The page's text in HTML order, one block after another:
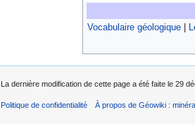
Vocabulaire géologique|
La dernière modification de cette page a été faite le 29
Politique de confidentialité À propos de Géowiki :